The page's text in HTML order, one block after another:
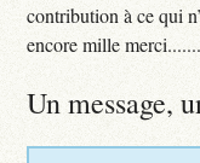
contribution à ce qui
encore mille
Un message,